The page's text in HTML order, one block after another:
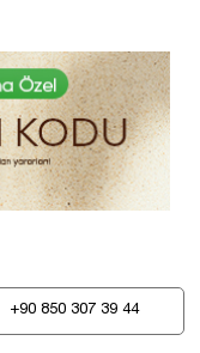
+90 850 307 39 44